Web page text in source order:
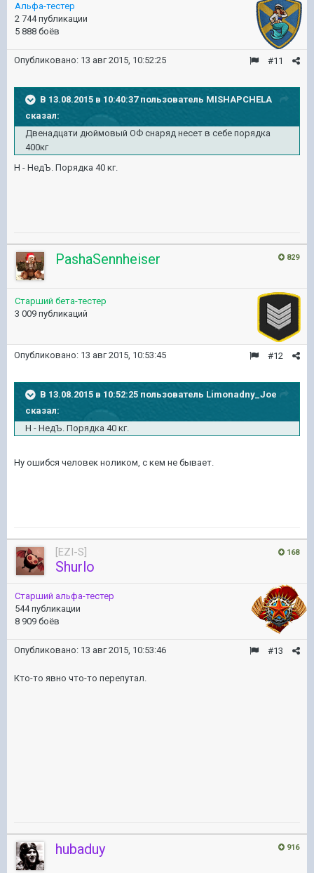
Альфа-тестер
2 744 публикации
5 888 боёв
#11
Опубликовано: 13 авг 2015, 10:52:25
В 13.08.2015 в 10:40:37 пользователь MISHAPCHELA
сказал:
Двенадцати дюймовый ОФ снаряд несет в себе порядка
400кг
Н - НедЪ. Порядка 40 кг.
829
PashaSennheiser
Старший бета-тестер
3 009 публикаций
#12
Опубликовано: 13 авг 2015, 10:53:45
В 13.08.2015 в 10:52:25 пользователь Limonadny_Joe
сказал:
Н - НедЪ. Порядка 40 кг.
Ну ошибся человек ноликом, с кем не бывает.
168
[EZI-S]
Shurlo
Старший альфа-тестер
544 публикации
8 909 боёв
#13
Опубликовано: 13 авг 2015, 10:53:46
Кто-то явно что-то перепутал.
916
hubaduy